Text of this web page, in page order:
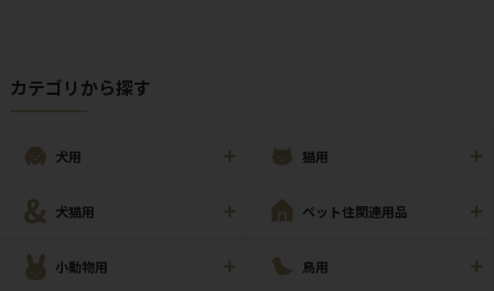
カテゴリから探す
犬用 猫用
犬猫用 ペット住関連用品
小動物用 鳥用